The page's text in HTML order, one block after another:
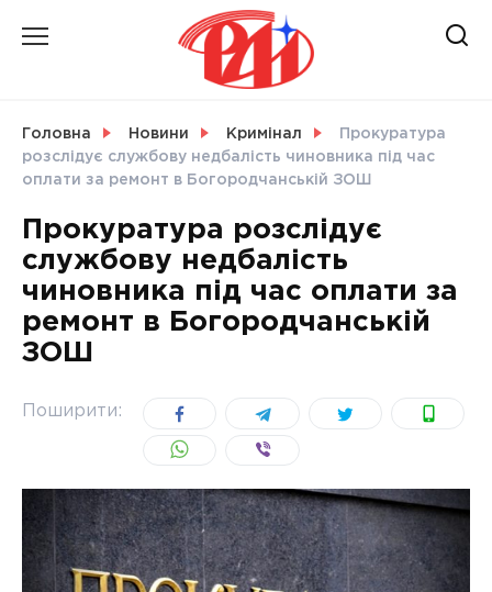
СВІТ
УКРАЇНА
Головна Новини Кримінал
Прокуратура
розслідує службову недбалість чиновника під час
оплати за ремонт в Богородчанській ЗОШ
Прокуратура розслідує
службову недбалість
чиновника під час оплати за
ремонт в Богородчанській
ЗОШ
Поширити: